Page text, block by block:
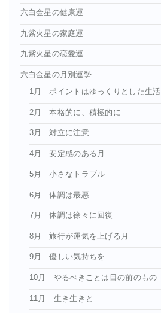
六白金星の健康運
九紫火星の家庭運
九紫火星の恋愛運
六白金星の月別運勢
1月 ポイントはゆっくりとした生活
2月 本格的に、積極的に
3月 対立に注意
4月 安定感のある月
5月 小さなトラブル
6月 体調は最悪
7月 体調は徐々に回復
8月 旅行が運気を上げる月
9月 優しい気持ちを
10月 やるべきことは目の前のもの
11月 生き生きと